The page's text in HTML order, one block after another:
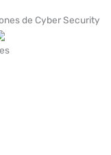
de Cyber Security